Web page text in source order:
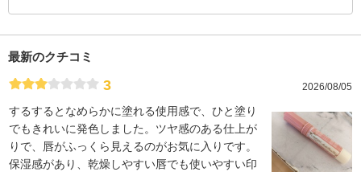
最新のクチコミ
3 2026/08/05
するするとなめらかに塗れる使用感で、ひと塗り
でもきれいに発色しました。ツヤ感のある仕上が
りで、唇がふっくら見えるのがお気に入りです。
保湿感があり、乾燥しやすい唇でも使いやすい印